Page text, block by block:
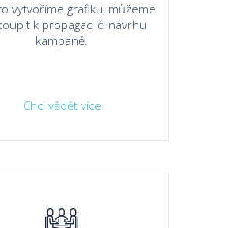
vytvoříme grafiku, můžeme
k propagaci či návrhu
kampaně.
Chci vědět více